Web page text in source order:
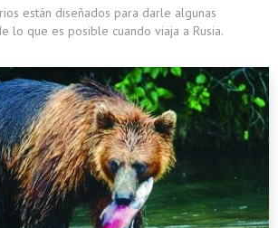
están diseñados para darle algunas
lo que es posible cuando viaja a Rusia.